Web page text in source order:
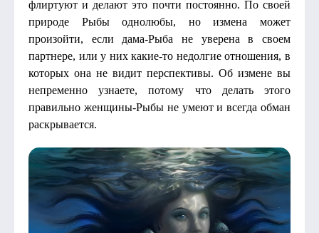
флиртуют и делают это почти постоянно. По своей
природе Рыбы однолюбы, но измена может
произойти, если дама-Рыба не уверена в своем
партнере, или у них какие-то недолгие отношения, в
которых она не видит перспективы. Об измене вы
непременно узнаете, потому что делать этого
правильно женщины-Рыбы не умеют и всегда обман
раскрывается.